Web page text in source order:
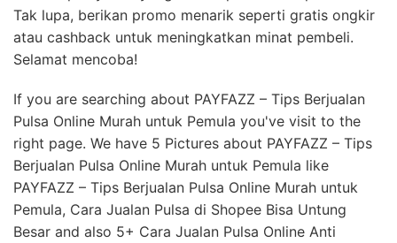
Tak lupa, berikan promo menarik seperti gratis ongkir
atau cashback untuk meningkatkan minat pembeli.
Selamat mencoba!
If you are searching about PAYFAZZ – Tips Berjualan
Pulsa Online Murah untuk Pemula you've visit to the
right page. We have 5 Pictures about PAYFAZZ – Tips
Berjualan Pulsa Online Murah untuk Pemula like
PAYFAZZ – Tips Berjualan Pulsa Online Murah untuk
Pemula, Cara Jualan Pulsa di Shopee Bisa Untung
Besar and also 5+ Cara Jualan Pulsa Online Anti